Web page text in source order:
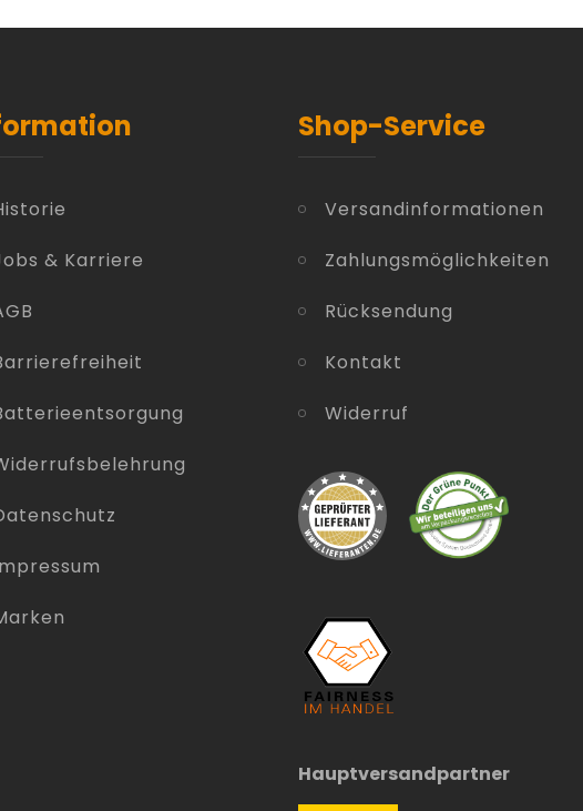
& Karriere
Shop-Service
Versandinformationen
Zahlungsmöglichkeiten
Rücksendung
Kontakt
Widerruf
Hauptversandpartner